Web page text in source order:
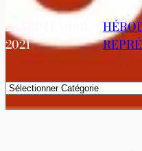
28 SEPTEMBRE
2021
Catégories